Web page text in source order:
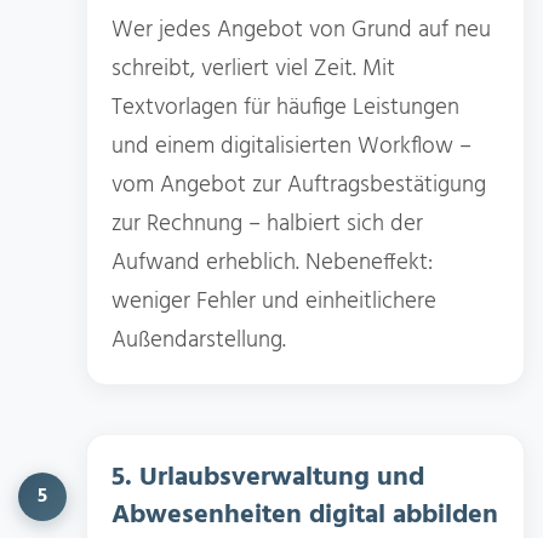
Wer jedes Angebot von Grund auf neu
schreibt, verliert viel Zeit. Mit
Textvorlagen für häufige Leistungen
und einem digitalisierten Workflow –
vom Angebot zur Auftragsbestätigung
zur Rechnung – halbiert sich der
Aufwand erheblich. Nebeneffekt:
weniger Fehler und einheitlichere
Außendarstellung.
5
5. Urlaubsverwaltung und
Abwesenheiten digital abbilden